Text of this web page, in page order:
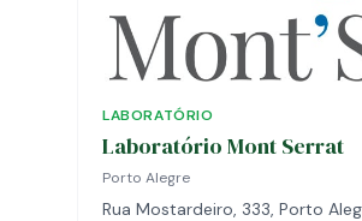
LABORATÓRIO
Laboratório Mont Serrat
Porto Alegre
Rua Mostardeiro, 333, Porto